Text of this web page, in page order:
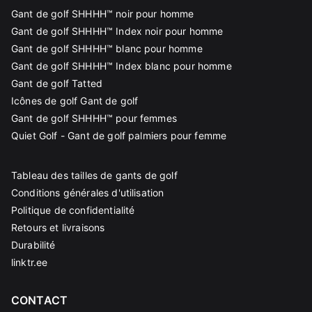
Gant de golf SHHHH™ noir pour homme
Gant de golf SHHHH™ Index noir pour homme
Gant de golf SHHHH™ blanc pour homme
Gant de golf SHHHH™ Index blanc pour homme
Gant de golf Tatted
Icônes de golf Gant de golf
Gant de golf SHHHH™ pour femmes
Quiet Golf - Gant de golf palmiers pour femme
Tableau des tailles de gants de golf
Conditions générales d'utilisation
Politique de confidentialité
Retours et livraisons
Durabilité
linktr.ee
CONTACT